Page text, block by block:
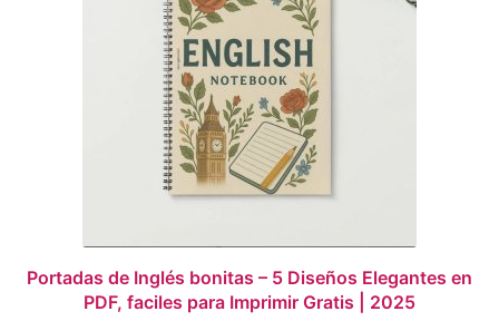
Portadas de Inglés bonitas – 5 Diseños Elegantes en
PDF, faciles para Imprimir Gratis | 2025